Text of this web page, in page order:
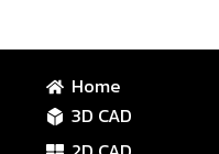
Home
3D CAD